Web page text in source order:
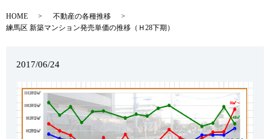
HOME
不動産の各種推移
練馬区 新築マンション発売単価の推移（Ｈ28下期）
2017/06/24